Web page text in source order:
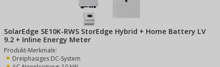
SolarEdge SE10K-RWS StorEdge Hybrid + Home Battery LV
9.2 + Inline Energy Meter
Produkt-Merkmale:
Dreiphasiges DC-System